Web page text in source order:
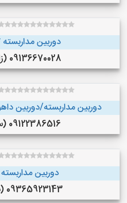
دوربین
09136670028 (زاهدان )
دوربین مداربسته/دوربین
09122386516 (سمنان )
دوربین
09365923143 (سمنان )